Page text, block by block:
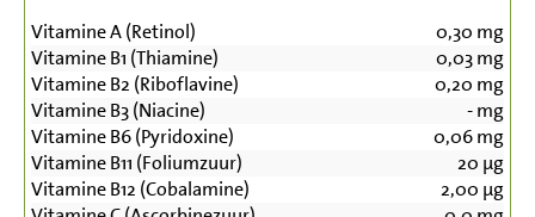
Vitamine A (Retinol) 0,30 mg
Vitamine B1 (Thiamine)
0,03mg
Vitamine B2 (Riboflavine)
0,20 mg
Vitamine B3 (Niacine)
-mg
Vitamine B6 (Pyridoxine)
0,06mg
Vitamine B11 (Foliumzuur)
20 µg
Vitamine B12 (Cobalamine)
2,00 µg